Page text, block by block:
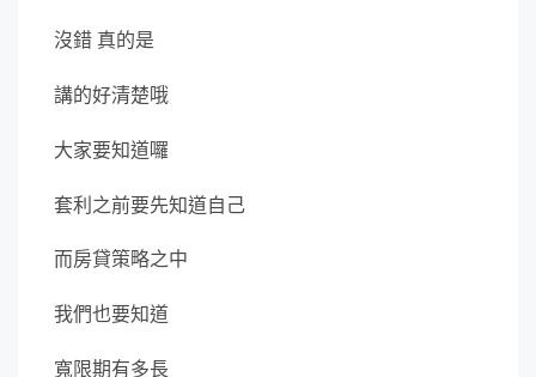
沒錯 真的是
講的好清楚哦
大家要知道囉
套利之前要先知道自己
而房貸策略之中
我們也要知道
寬限期有多長